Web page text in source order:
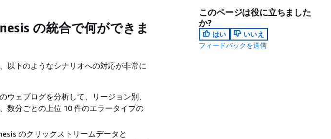
の統合で何ができま
以下のようなシナリオへの対応が非常に
ウェブログを分析して、リージョン別、
数分ごとの上位 10 件のエラータイプの
のクリックストリームデータと
このページは役に立ちました
か?
はい
いいえ
フィードバックを送信